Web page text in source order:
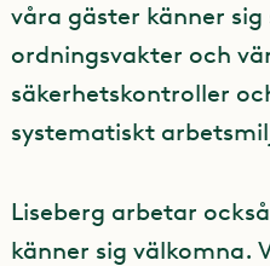
våra gäster känner
ordningsvakter och
säkerhetskontroller
systematiskt
Liseberg arbetar
känner sig välkomna.